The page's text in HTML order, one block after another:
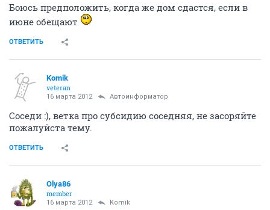
Боюсь предположить, когда же дом сдастся, если в
июне обещают
ОТВЕТИТЬ
Komik
veteran
16 марта 2012 Автоинформатор
Соседи :), ветка про субсидию соседняя, не засоряйте
пожалуйста тему.
ОТВЕТИТЬ
Olya86
member
16 марта 2012 Komik